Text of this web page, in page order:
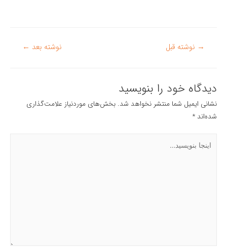
راهبری→ نوشته قبل نوشته بعد ←
دیدگاه‌ خود را بنویسید
نشانی ایمیل شما منتشر نخواهد شد. بخش‌های موردنیاز علامت‌گذاری
شده‌اند *
بنویسید…